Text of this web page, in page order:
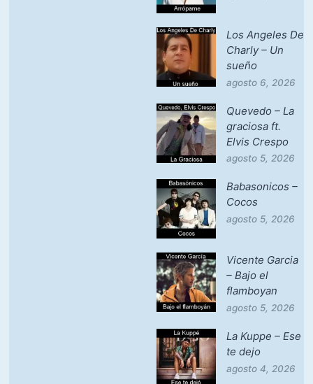
Los Angeles De
Charly – Un
sueño
agosto 6, 2026
Quevedo – La
graciosa ft.
Elvis Crespo
agosto 5, 2026
Babasonicos –
Cocos
agosto 5, 2026
Vicente Garcia
– Bajo el
flamboyan
agosto 5, 2026
La Kuppe – Ese
te dejo
agosto 4, 2026